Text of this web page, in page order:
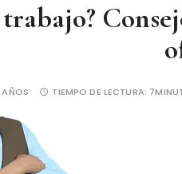
TIEMPO DE LECTURA: